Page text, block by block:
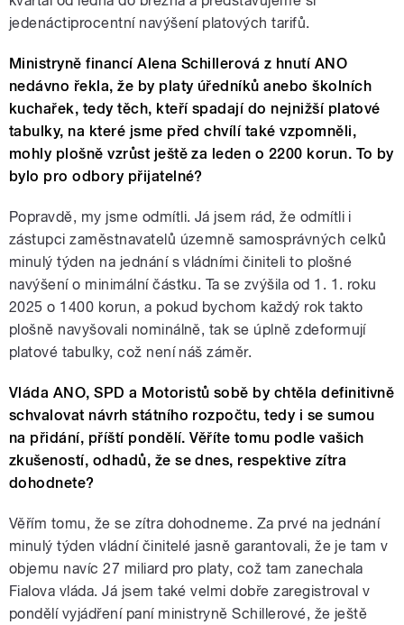
jedenáctiprocentní navýšení platových tarifů.
Ministryně financí Alena Schillerová z hnutí ANO
nedávno řekla, že by platy úředníků anebo školních
kuchařek, tedy těch, kteří spadají do nejnižší platové
tabulky, na které jsme před chvílí také vzpomněli,
mohly plošně vzrůst ještě za leden o 2200 korun. To by
bylo pro odbory přijatelné?
Popravdě, my jsme odmítli. Já jsem rád, že odmítli i
zástupci zaměstnavatelů územně samosprávných celků
minulý týden na jednání s vládními činiteli to plošné
navýšení o minimální částku. Ta se zvýšila od 1. 1. roku
2025 o 1400 korun, a pokud bychom každý rok takto
plošně navyšovali nominálně, tak se úplně zdeformují
platové tabulky, což není náš záměr.
Vláda ANO, SPD a Motoristů sobě by chtěla definitivně
schvalovat návrh státního rozpočtu, tedy i se sumou
na přidání, příští pondělí. Věříte tomu podle vašich
zkušeností, odhadů, že se dnes, respektive zítra
dohodnete?
Věřím tomu, že se zítra dohodneme. Za prvé na jednání
minulý týden vládní činitelé jasně garantovali, že je tam v
objemu navíc 27 miliard pro platy, což tam zanechala
Fialova vláda. Já jsem také velmi dobře zaregistroval v
pondělí vyjádření paní ministryně Schillerové, že ještě